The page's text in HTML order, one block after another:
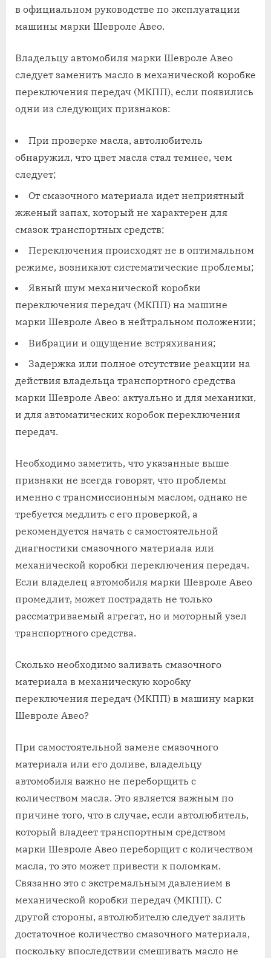
в официальном руководстве по эксплуатации
машины марки Шевроле Авео.
Владельцу автомобиля марки Шевроле Авео
следует заменить масло в механической коробке
переключения передач (МКПП), если появились
одни из следующих признаков:
При проверке масла, автолюбитель
обнаружил, что цвет масла стал темнее, чем
следует;
От смазочного материала идет неприятный
жженый запах, который не характерен для
смазок транспортных средств;
Переключения происходят не в оптимальном
режиме, возникают систематические проблемы;
Явный шум механической коробки
переключения передач (МКПП) на машине
марки Шевроле Авео в нейтральном положении;
Вибрации и ощущение встряхивания;
Задержка или полное отсутствие реакции на
действия владельца транспортного средства
марки Шевроле Авео: актуально и для механики,
и для автоматических коробок переключения
передач.
Необходимо заметить, что указанные выше
признаки не всегда говорят, что проблемы
именно с трансмиссионным маслом, однако не
требуется медлить с его проверкой, а
рекомендуется начать с самостоятельной
диагностики смазочного материала или
механической коробки переключения передач.
Если владелец автомобиля марки Шевроле Авео
промедлит, может пострадать не только
рассматриваемый агрегат, но и моторный узел
транспортного средства.
Сколько необходимо заливать смазочного
материала в механическую коробку
переключения передач (МКПП) в машину марки
Шевроле Авео?
При самостоятельной замене смазочного
материала или его доливе, владельцу
автомобиля важно не переборщить с
количеством масла. Это является важным по
причине того, что в случае, если автолюбитель,
который владеет транспортным средством
марки Шевроле Авео переборщит с количеством
масла, то это может привести к поломкам.
Связанно это с экстремальным давлением в
механической коробки передач (МКПП). С
другой стороны, автолюбителю следует залить
достаточное количество смазочного материала,
поскольку впоследствии смешивать масло не